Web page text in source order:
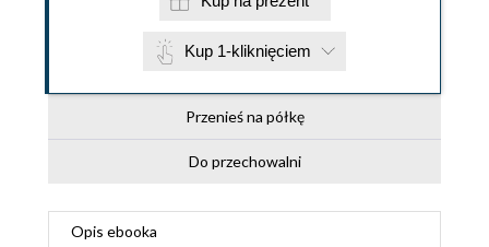
Kup 1-kliknięciem
Przenieś na półkę
Do przechowalni
Opis ebooka